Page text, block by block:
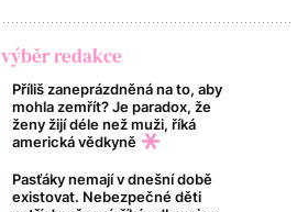
výběr redakce
Příliš zaneprázdněná na to, aby
mohla zemřít? Je paradox, že
ženy žijí déle než muži, říká
americká vědkyně
Pasťáky nemají v dnešní době
existovat. Nebezpečné děti